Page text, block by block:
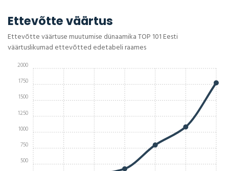
Ettevõtte väärtus
Ettevõtte väärtuse muutumise dünaamika TOP 101 Eesti
väärtuslikumad ettevõtted edetabeli raames
500
750
1000
1250
1500
1750
2000